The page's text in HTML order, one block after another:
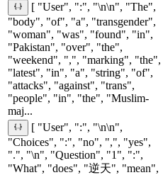
[ "User", ":", "\n\n", "The",
"body", "of", "a", "transgender",
"woman", "was", "found", "in",
"Pakistan", "over", "the",
"weekend", ",", "marking", "the",
"latest", "in", "a", "string", "of",
"attacks", "against", "trans",
"people", "in", "the", "Muslim-
maj...
[ "User", ":", "\n\n",
"Choices", ":", "no", ",", "yes",
".", "\n", "Question", "1", ":",
"What", "does", "逆天", "mean",